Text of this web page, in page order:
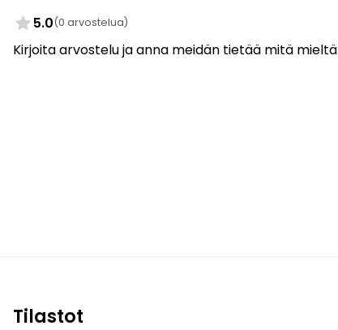
5.0(0 arvostelua)
Kirjoita arvostelu ja anna meidän tietää mitä
Tilastot